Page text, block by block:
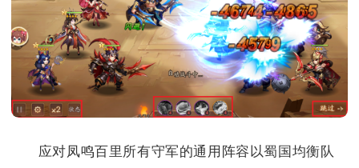
应对凤鸣百里所有守军的通用阵容以蜀国均衡队